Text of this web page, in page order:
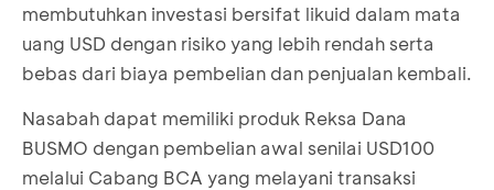
membutuhkan investasi bersifat likuid dalam mata
uang USD dengan risiko yang lebih rendah serta
bebas dari biaya pembelian dan penjualan kembali.
Nasabah dapat memiliki produk Reksa Dana
BUSMO dengan pembelian awal senilai USD100
melalui Cabang BCA yang melayani transaksi